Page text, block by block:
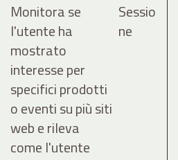
Monitora se
l'utente ha
mostrato
interesse per
specifici prodotti
o eventi su più siti
web e rileva
come l'utente
Sessio
ne